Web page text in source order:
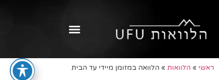
ראשי » הלוואות » הלוואה במזומן מיידי עד הבית